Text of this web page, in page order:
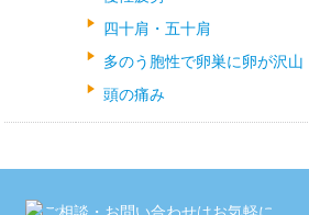
四十肩・五十肩
多のう胞性で卵巣に卵が沢山
頭の痛み